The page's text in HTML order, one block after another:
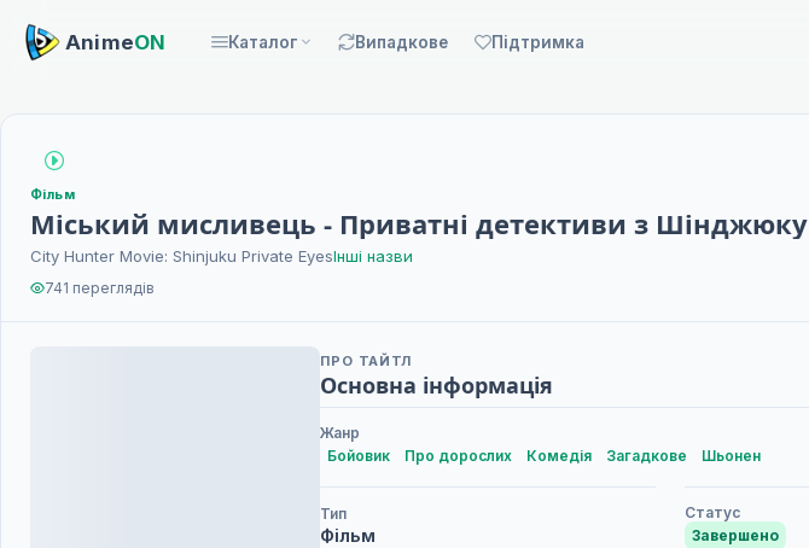
AnimeON Каталог Випадкове Підтримка
Фільм
Міський мисливець - Приватні детективи з Шінджюку
City Hunter Movie: Shinjuku Private EyesІнші назви
741 переглядів
ПРО ТАЙТЛ
Основна інформація
Жанр
Бойовик
Про дорослих Комедія Загадкове Шьонен
Тип
Фільм
Статус
Завершено